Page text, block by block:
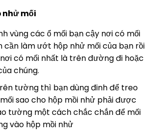
nhử mối
vùng các ổ mối bạn cậy nơi có mối
cần làm ướt hộp nhử mối của bạn rồi
có mối nhất là trên đường đi hoặc
chúng.
tường thì bạn dùng đinh để treo
sao cho hộp mồi nhử phải được
tường một cách chắc chắn để mối
vào hộp mồi nhử